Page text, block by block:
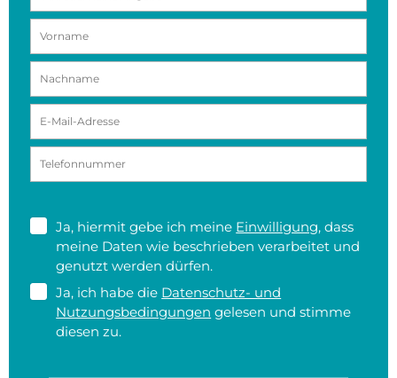
Ja, hiermit gebe ich meine Einwilligung, dass
meine Daten wie beschrieben verarbeitet und
genutzt werden dürfen.
Ja, ich habe die Datenschutz- und
Nutzungsbedingungen gelesen und stimme
diesen zu.